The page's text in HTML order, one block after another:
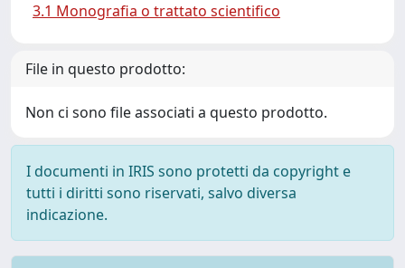
3.1 Monografia o trattato scientifico
File in questo prodotto:
Non ci sono file associati a questo prodotto.
I documenti in IRIS sono protetti da copyright e
tutti i diritti sono riservati, salvo diversa
indicazione.